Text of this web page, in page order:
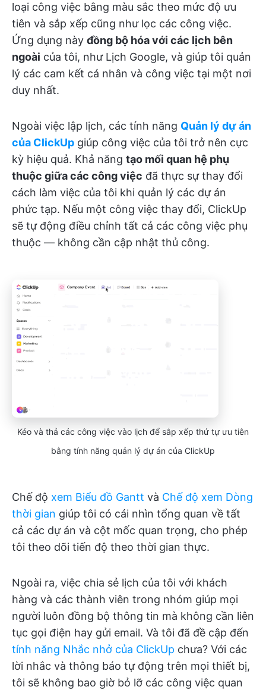
loại công việc bằng màu sắc theo mức độ ưu
tiên và sắp xếp cũng như lọc các công việc.
Ứng dụng này đồng bộ hóa với các lịch bên
ngoài của tôi, như Lịch Google, và giúp tôi quản
lý các cam kết cá nhân và công việc tại một nơi
duy nhất.
Ngoài việc lập lịch, các tính năng Quản lý dự án
của ClickUp giúp công việc của tôi trở nên cực
kỳ hiệu quả. Khả năng tạo mối quan hệ phụ
thuộc giữa các công việc đã thực sự thay đổi
cách làm việc của tôi khi quản lý các dự án
phức tạp. Nếu một công việc thay đổi, ClickUp
sẽ tự động điều chỉnh tất cả các công việc phụ
thuộc — không cần cập nhật thủ công.
Kéo và thả các công việc vào lịch để sắp xếp thứ tự ưu tiên
bằng tính năng quản lý dự án của ClickUp
Chế độ xem Biểu đồ Gantt và Chế độ xem Dòng
thời gian giúp tôi có cái nhìn tổng quan về tất
cả các dự án và cột mốc quan trọng, cho phép
tôi theo dõi tiến độ theo thời gian thực.
Ngoài ra, việc chia sẻ lịch của tôi với khách
hàng và các thành viên trong nhóm giúp mọi
người luôn đồng bộ thông tin mà không cần liên
tục gọi điện hay gửi email. Và tôi đã đề cập đến
tính năng Nhắc nhở của ClickUp chưa? Với các
lời nhắc và thông báo tự động trên mọi thiết bị,
tôi sẽ không bao giờ bỏ lỡ các công việc quan